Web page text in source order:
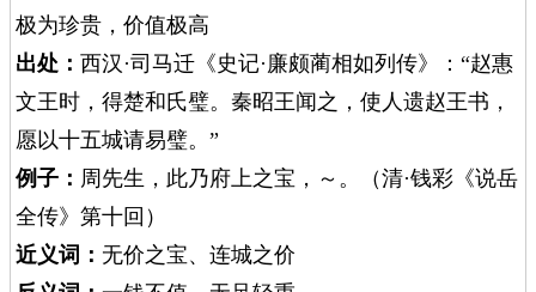
极为珍贵，价值极高
出处： 西汉·司马迁《史记·廉颇蔺相如列传》：“赵惠
文王时，得楚和氏璧。秦昭王闻之，使人遗赵王书，
愿以十五城请易璧。”
例子： 周先生，此乃府上之宝，～。（清·钱彩《说岳
全传》第十回）
近义词： 无价之宝、连城之价